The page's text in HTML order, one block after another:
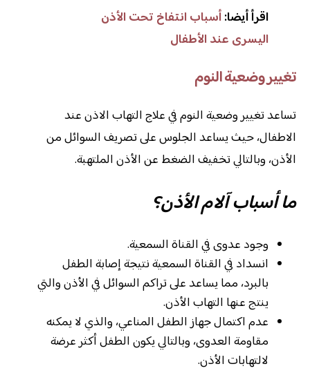
اقرأ أيضا:أسباب انتفاخ تحت الأذن
اليسرى عند الأطفال
تغيير وضعية النوم
تساعد تغيير وضعية النوم في علاج التهاب الاذن عند
الاطفال، حيث يساعد الجلوس على تصريف السوائل من
الأذن، وبالتالي تخفيف الضغط عن الأذن الملتهبة.
ما أسباب آلام الأذن؟
وجود عدوى في القناة السمعية.
انسداد في القناة السمعية نتيجة إصابة الطفل
بالبرد، مما يساعد على تراكم السوائل في الأذن والتي
ينتج عنها التهاب الأذن.
عدم اكتمال جهاز الطفل المناعي، والذي لا يمكنه
مقاومة العدوى، وبالتالي يكون الطفل أكثر عرضة
لالتهابات الأذن.